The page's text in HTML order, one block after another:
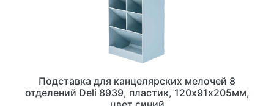
Подставка для канцелярских мелочей 8
отделений Deli 8939, пластик, 120х91х205мм,